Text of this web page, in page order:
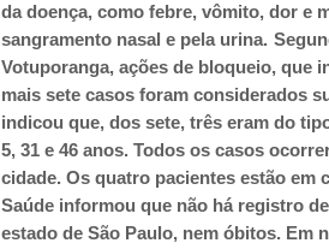
da doença, como febre, vômito, dor e
sangramento nasal e pela urina.
Votuporanga, ações de bloqueio, que
mais sete casos foram considerados
indicou que, dos sete, três eram do
5, 31 e 46 anos. Todos os casos
cidade. Os quatro pacientes estão em
Saúde informou que não há registro
estado de São Paulo, nem óbitos. Em